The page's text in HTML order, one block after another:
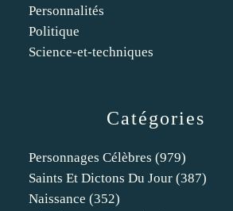
Catégories
Personnages Célèbres (979)
Saints Et Dictons Du Jour (387)
Naissance (352)
Personnalités
Politique
Science-et-techniques